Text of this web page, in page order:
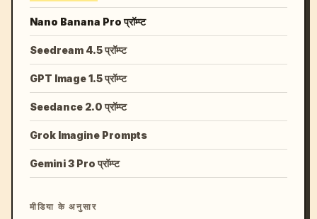
Nano Banana Pro प्रॉम्प्ट
Seedream 4.5 प्रॉम्प्ट
GPT Image 1.5 प्रॉम्प्ट
Seedance 2.0 प्रॉम्प्ट
Grok Imagine Prompts
Gemini 3 Pro प्रॉम्प्ट
मीडिया के अनुसार